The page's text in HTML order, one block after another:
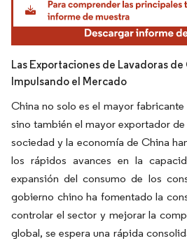
Las Exportaciones de Lavadoras de
Impulsando el Mercado
China no solo es el mayor
sino también el mayor exportador
sociedad y la economía de China
los rápidos avances en la
expansión del consumo de los
gobierno chino ha fomentado la
controlar el sector y mejorar la
global, se espera una rápida